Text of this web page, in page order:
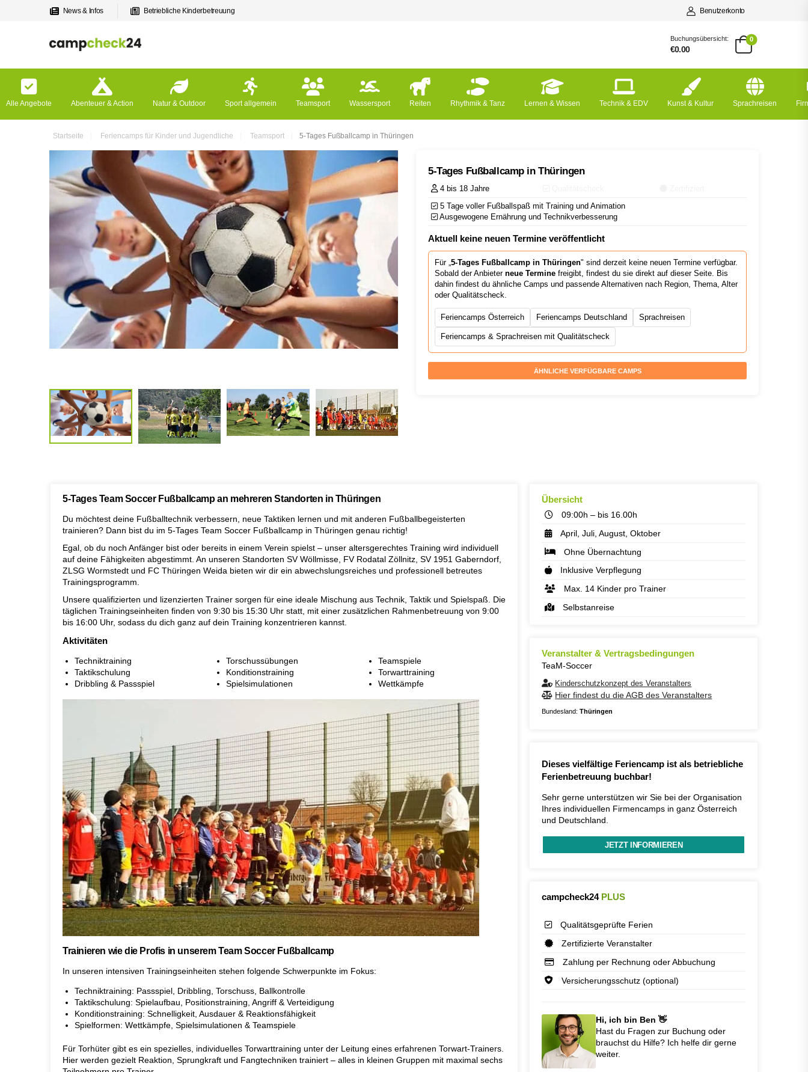
News & Infos Betriebliche Kinderbetreuung Benutzerkonto
Buchungsübersicht:
€0.00
0
Alle Angebote Abenteuer & Action Natur & Outdoor Sport allgemein Teamsport Wassersport Reiten Rhythmik & Tanz Lernen & Wissen Technik & EDV Kunst & Kultur Sprachreisen
Startseite Feriencamps für Kinder und Jugendliche Teamsport 5-Tages Fußballcamp in Thüringen
5-Tages Fußballcamp in Thüringen
4 bis 18 Jahre
5 Tage voller Fußballspaß mit Training und Animation
Ausgewogene Ernährung und Technikverbesserung
Aktuell keine neuen Termine veröffentlicht
Für „5-Tages Fußballcamp in Thüringen" sind derzeit keine neuen Termine verfügbar.
Sobald der Anbieter neue Termine freigibt, findest du sie direkt auf dieser Seite. Bis
dahin findest du ähnliche Camps und passende Alternativen nach Region, Thema, Alter
oder Qualitätscheck.
Feriencamps Österreich Feriencamps Deutschland Sprachreisen
Feriencamps & Sprachreisen mit Qualitätscheck
ÄHNLICHE VERFÜGBARE CAMPS
5-Tages Team Soccer Fußballcamp an mehreren Standorten in Thüringen
Du möchtest deine Fußballtechnik verbessern, neue Taktiken lernen und mit anderen Fußballbegeisterten
trainieren? Dann bist du im 5-Tages Team Soccer Fußballcamp in Thüringen genau richtig!
Egal, ob du noch Anfänger bist oder bereits in einem Verein spielst – unser altersgerechtes Training wird individuell
auf deine Fähigkeiten abgestimmt. An unseren Standorten SV Wöllmisse, FV Rodatal Zöllnitz, SV 1951 Gaberndorf,
ZLSG Wormstedt und FC Thüringen Weida bieten wir dir ein abwechslungsreiches und professionell betreutes
Trainingsprogramm.
Unsere qualifizierten und lizenzierten Trainer sorgen für eine ideale Mischung aus Technik, Taktik und Spielspaß. Die
täglichen Trainingseinheiten finden von 9:30 bis 15:30 Uhr statt, mit einer zusätzlichen Rahmenbetreuung von 9:00
bis 16:00 Uhr, sodass du dich ganz auf dein Training konzentrieren kannst.
Aktivitäten
Techniktraining
Taktikschulung
Dribbling & Passspiel
Torschussübungen
Konditionstraining
Spielsimulationen
Teamspiele
Torwarttraining
Wettkämpfe
Trainieren wie die Profis in unserem Team Soccer Fußballcamp
In unseren intensiven Trainingseinheiten stehen folgende Schwerpunkte im Fokus:
Techniktraining: Passspiel, Dribbling, Torschuss, Ballkontrolle
Taktikschulung: Spielaufbau, Positionstraining, Angriff & Verteidigung
Konditionstraining: Schnelligkeit, Ausdauer & Reaktionsfähigkeit
Spielformen: Wettkämpfe, Spielsimulationen & Teamspiele
Für Torhüter gibt es ein spezielles, individuelles Torwarttraining unter der Leitung eines erfahrenen Torwart-Trainers.
Hier werden gezielt Reaktion, Sprungkraft und Fangtechniken trainiert – alles in kleinen Gruppen mit maximal sechs
Übersicht
09:00h – bis 16.00h
April, Juli, August, Oktober
Ohne Übernachtung
Inklusive Verpflegung
Max. 14 Kinder pro Trainer
Selbstanreise
Veranstalter & Vertragsbedingungen
TeaM-Soccer
Kinderschutzkonzept des Veranstalters
Hier findest du die AGB des Veranstalters
Bundesland:Thüringen
Dieses vielfältige Feriencamp ist als betriebliche
Ferienbetreuung buchbar!
Sehr gerne unterstützen wir Sie bei der Organisation
Ihres individuellen Firmencamps in ganz Österreich
und Deutschland.
JETZT INFORMIEREN
campcheck24 PLUS
Qualitätsgeprüfte Ferien
Zertifizierte Veranstalter
Zahlung per Rechnung oder Abbuchung
Versicherungsschutz (optional)
Hi, ich bin Ben 👋
Hast du Fragen zur Buchung oder
brauchst du Hilfe? Ich helfe dir gerne
weiter.